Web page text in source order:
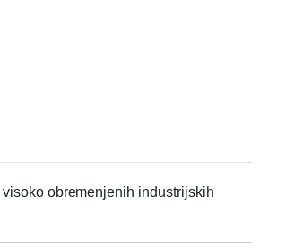
obremenjenih industrijskih